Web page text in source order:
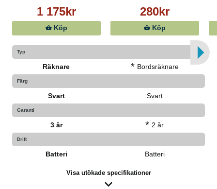
1 175kr
Köp
280kr
Köp
Typ
Räknare * Bordsräknare
Färg
Svart Svart
Garanti
3 år * 2 år
Drift
Batteri Batteri
Visa utökade specifikationer